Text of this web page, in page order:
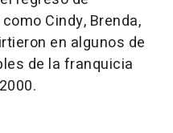
Cindy, Brenda,
en algunos de
de la franquicia